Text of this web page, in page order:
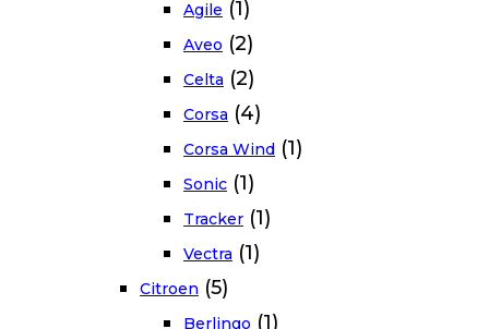
Agile (1)
Aveo (2)
Celta (2)
Corsa (4)
Corsa Wind (1)
Sonic (1)
Tracker (1)
Vectra (1)
Citroen (5)
Berlingo (1)